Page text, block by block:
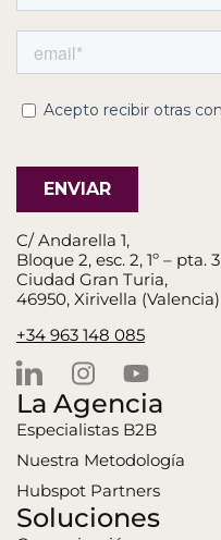
C/ Andarella 1,
Bloque 2, esc. 2, 1º – pta. 3
Ciudad Gran Turia,
46950, Xirivella (Valencia)
+34 963 148 085
La Agencia
Especialistas B2B
Nuestra Metodología
Hubspot Partners
Soluciones